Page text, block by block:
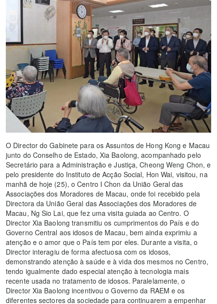
O Director do Gabinete para os Assuntos de Hong Kong e Macau
junto do Conselho de Estado, Xia Baolong, acompanhado pelo
Secretário para a Administração e Justiça, Cheong Weng Chon, e
pelo presidente do Instituto de Acção Social, Hon Wai, visitou, na
manhã de hoje (25), o Centro I Chon da União Geral das
Associações dos Moradores de Macau, onde foi recebido pela
Directora da União Geral das Associações dos Moradores de
Macau, Ng Sio Lai, que fez uma visita guiada ao Centro. O
Director Xia Baolong transmitiu os cumprimentos do País e do
Governo Central aos idosos de Macau, bem ainda exprimiu a
atenção e o amor que o País tem por eles. Durante a visita, o
Director interagiu de forma afectuosa com os idosos,
demonstrando atenção à saúde e à vida dos mesmos no Centro,
tendo igualmente dado especial atenção à tecnologia mais
recente usada no tratamento de idosos. Paralelamente, o
Director Xia Baolong incentivou o Governo da RAEM e os
diferentes sectores da sociedade para continuarem a empenhar